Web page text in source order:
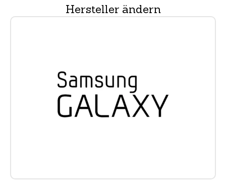
Hersteller ändern